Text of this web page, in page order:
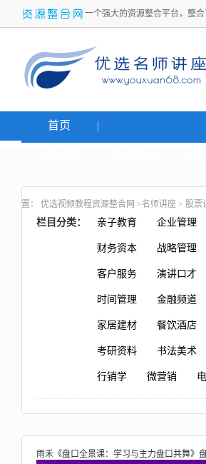
一个强大的资源整合平台，整
首页
置： 优选视频教程资源整合网 >名师讲座 > 股票
栏目分类： 亲子教育 企业管理
财务资本 战略管理
客户服务 演讲口才
时间管理 金融频道
家居建材 餐饮酒店
考研资料 书法美术
行销学 微营销
雨禾《盘口全景课：学习与主力盘口共舞》